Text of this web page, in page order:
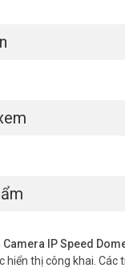
IP Speed
hiển thị công khai. Các